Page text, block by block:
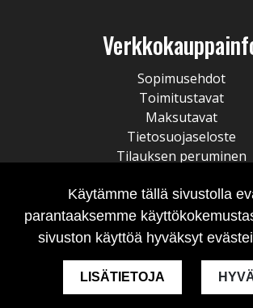
Sopimusehdot
Toimitustavat
Maksutavat
Tietosuojaseloste
Tilauksen peruminen
Käytämme tällä sivustolla
parantaaksemme
sivuston käyttöä hyväksyt
LISÄTIETOJA